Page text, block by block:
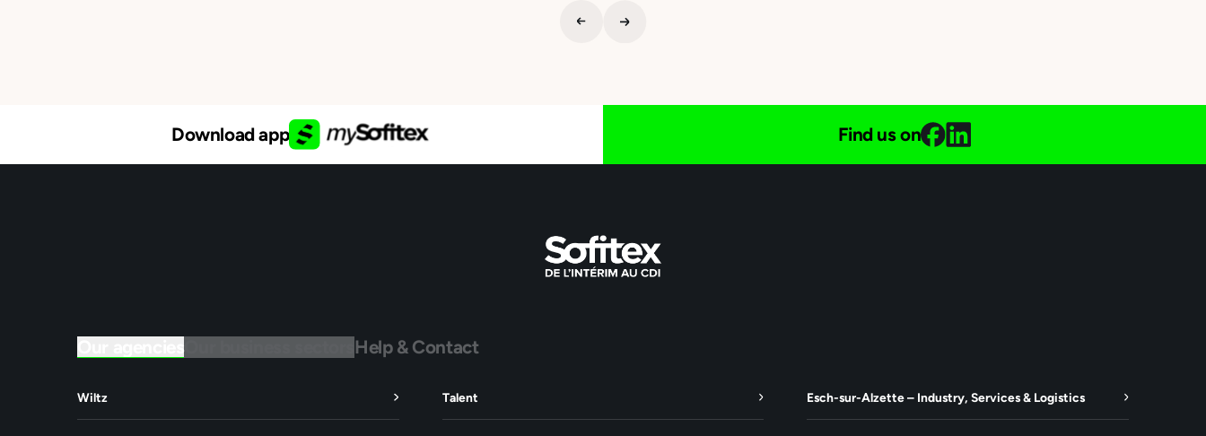
Download app Find us on
Our agenciesOur business sectors Help & Contact
Wiltz Talent Esch-sur-Alzette – Industry, Services & Logistics